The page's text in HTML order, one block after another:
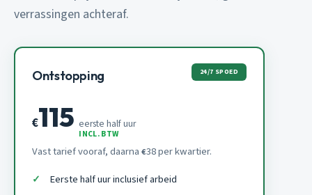
verrassingen achteraf.
Ontstopping 24/7 SPOED
€115 eerste half uur
INCL. BTW
Vast tarief vooraf, daarna €38 per kwartier.
Eerste half uur inclusief arbeid